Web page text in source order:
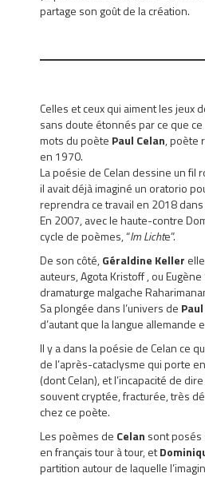
partage son goût de la création.
Celles et ceux qui aiment les
sans doute étonnés par ce que
mots du poète Paul Celan, poète
en 1970.
La poésie de Celan dessine un fil
il avait déjà imaginé un oratorio
reprendra ce travail en 2018
En 2007, avec le haute-contre
cycle de poèmes, “Im Lichte”.
De son côté,Géraldine Keller
auteurs, Agota Kristoff , ou
dramaturge malgache
Sa plongée dans l’univers de
d’autant que la langue
Il y a dans la poésie de Celan ce
de l’après-cataclysme qui porte
(dont Celan), et l’incapacité de
souvent cryptée, fracturée, très
chez ce poète.
Les poèmes de Celan sont posés
en français tour à tour, et
partition autour de laquelle